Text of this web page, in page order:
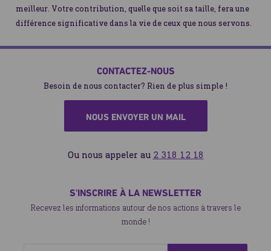
meilleur. Votre contribution, quelle que soit sa taille, fera une
différence significative dans la vie de ceux que nous servons.
CONTACTEZ-NOUS
Besoin de nous contacter? Rien de plus simple !
NOUS ENVOYER UN MAIL
Ou nous appeler au 2 318 12 18
S'INSCRIRE À LA NEWSLETTER
Recevez les informations autour de nos actions à travers le
monde !